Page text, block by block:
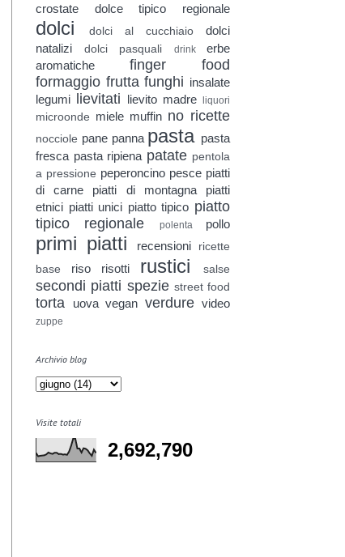
crostate dolce tipico regionale
dolci dolci al cucchiaio
dolci
natalizi
dolci pasquali drink
erbe
aromatiche
finger food
formaggio frutta funghi insalate
legumi lievitati lievito madre liquori
microonde miele muffin no ricette
nocciole pane panna pasta pasta
fresca pasta ripiena patate pentola
a pressione peperoncino pesce piatti
di carne
piatti di montagna
piatti
etnici piatti unici piatto tipico piatto
tipico regionale
polenta pollo
primi piatti recensioni
ricette
base
riso risotti rustici salse
secondi piatti spezie street food
torta uova vegan verdure video
zuppe
Archivio blog
Visite totali
2,692,790